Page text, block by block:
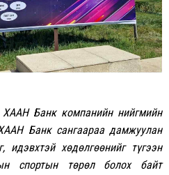
Банк компанийн нийгмийн
Банк сангаараа дамжуулан
хөдөлгөөнийг түгээн
спортын төрөл болох байт